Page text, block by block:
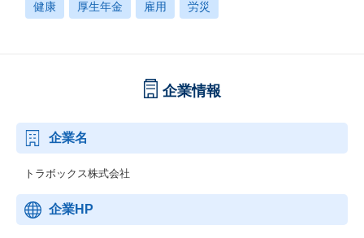
健康 厚生年金 雇用 労災
企業情報
企業名
トラボックス株式会社
企業HP